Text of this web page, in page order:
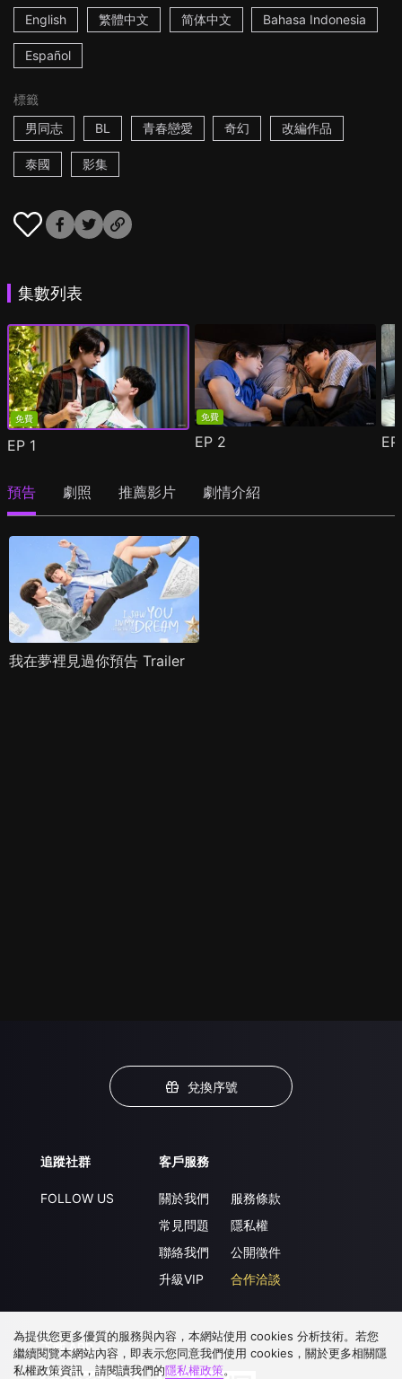
English
繁體中文 简体中文 Bahasa Indonesia
Español
標籤
男同志
BL 青春戀愛 奇幻 改編作品
泰國 影集
集數列表
免費
EP 1
免費
EP 2
預告 劇照 推薦影片 劇情介紹
我在夢裡見過你預告 Trailer
兌換序號
追蹤社群
FOLLOW US
客戶服務
關於我們
常見問題
聯絡我們
升級VIP
服務條款
隱私權
公開徵件
合作洽談
下載 APP
為提供您更多優質的服務與內容，本網站使用 cookies 分析技術。若您
繼續閱覽本網站內容，即表示您同意我們使用 cookies，關於更多相關隱
私權政策資訊，請閱讀我們的隱私權政策。